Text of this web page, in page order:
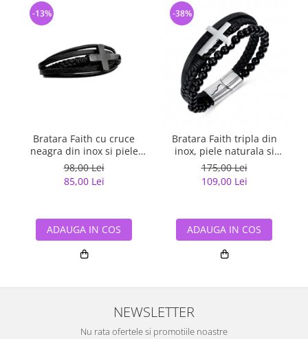
Bratara Faith cu cruce
neagra din inox si piele
naturala
98,00 Lei
85,00 Lei
-13%
ADAUGA IN COS
Bratara Faith tripla din
inox, piele naturala si
bazalt cu cruce argintie
175,00 Lei
109,00 Lei
-38%
ADAUGA IN COS
NEWSLETTER
Nu rata ofertele si promotiile noastre